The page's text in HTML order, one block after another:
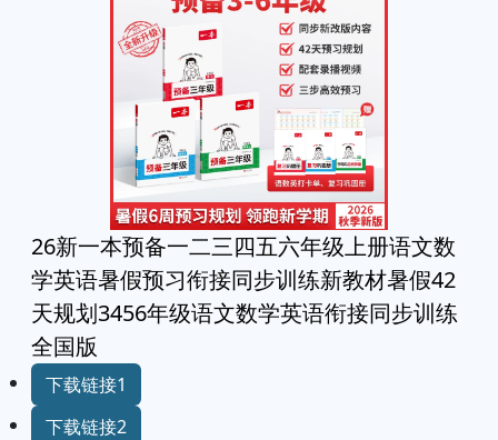
26新一本预备一二三四五六年级上册语文数
学英语暑假预习衔接同步训练新教材暑假42
天规划3456年级语文数学英语衔接同步训练
全国版
下载链接1
下载链接2